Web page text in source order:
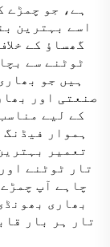
ہے، جو چمڑے
اسے بہترین
گھساؤ کے
ٹوٹنے سے
ہیں جو
صنعتی اور
کے لیے
ہموار
تعمیر
تار ٹوٹنے
چاہے آپ
بھاری
تار ہر بار